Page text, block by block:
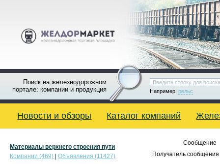
Поиск на железнодорожном
портале: компании и продукция
Например: рельс
Новости и обзоры Каталог компаний
Сообщение
Получатель сообщения
Материалы верхнего строения пути
Компании (469)
Объявления (11427)